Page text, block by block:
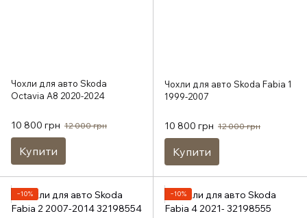
Чохли для авто Skoda
Octavia A8 2020-2024
10 800 грн 12 000 грн
Купити
Чохли для авто Skoda Fabia 1
1999-2007
10 800 грн 12 000 грн
Купити
−10% −10%